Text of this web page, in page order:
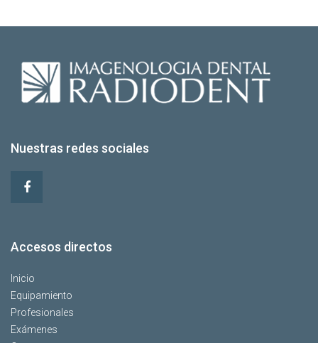
Nuestras redes sociales
Accesos directos
Inicio
Equipamiento
Profesionales
Exámenes